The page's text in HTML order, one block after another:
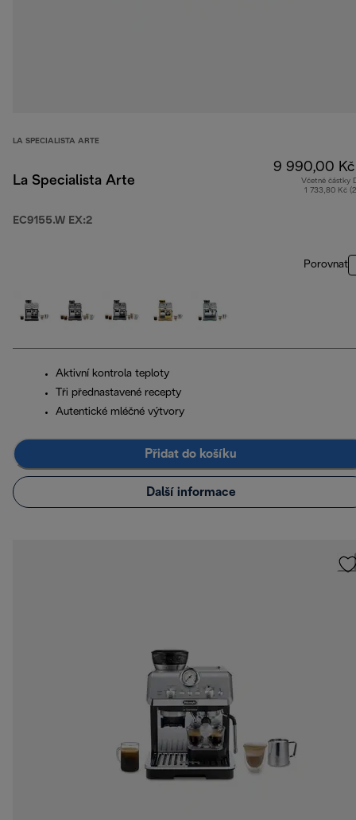
LA SPECIALISTA ARTE
La Specialista Arte
EC9155.W EX:2
9 990,00 Kč
Včetně částky
1 733,80 Kč
Porovnat
Aktivní kontrola teploty
Tři přednastavené recepty
Autentické mléčné výtvory
Přidat do košíku
Další informace